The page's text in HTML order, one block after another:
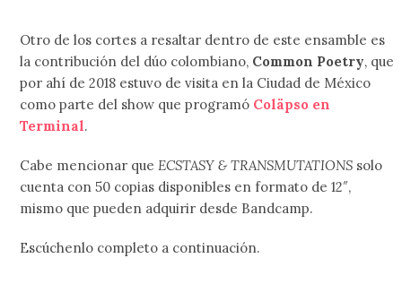
Otro de los cortes a resaltar dentro de este ensamble es
la contribución del dúo colombiano, Common Poetry, que
por ahí de 2018 estuvo de visita en la Ciudad de México
como parte del show que programó Coläpso en
Terminal.
Cabe mencionar queECSTASY & TRANSMUTATIONS solo
cuenta con 50 copias disponibles en formato de 12″,
mismo que pueden adquirir desde Bandcamp.
Escúchenlo completo a continuación.